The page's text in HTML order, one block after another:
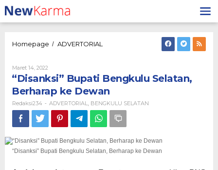
Lewati
ke
konten
Homepage / ADVERTORIAL
Berharap
Dewan
Maret 14, 2022
Redaksi234
“Disanksi” Bupati Bengkulu Selatan,
Berharap ke Dewan
Redaksi234 - ADVERTORIAL BENGKULU SELATAN
“Disanksi” Bupati Bengkulu Selatan, Berharap ke Dewan